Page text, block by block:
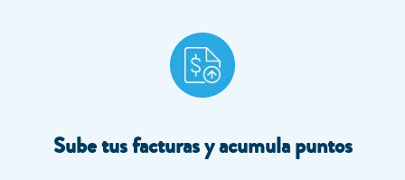
Sube tus facturas y acumula puntos